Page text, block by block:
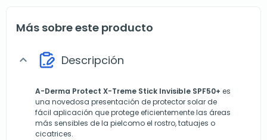
Más sobre este producto
expand_more Descripción
A-Derma Protect X-Treme Stick Invisible SPF50+ es
una novedosa presentación de protector solar de
fácil aplicación que protege eficientemente las áreas
más sensibles de la pielcomo el rostro, tatuajes o
cicatrices.